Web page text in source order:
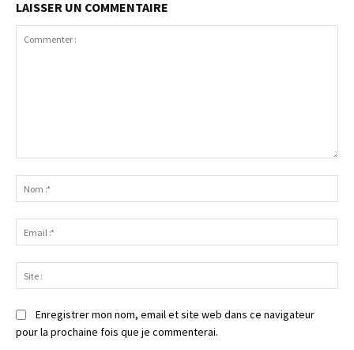
LAISSER UN COMMENTAIRE
Enregistrer mon nom, email et site web dans ce navigateur
pour la prochaine fois que je commenterai.